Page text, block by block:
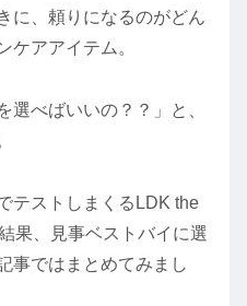
に、頼りになるのがどん
ケアアイテム。
選べばいいの？？」と、
テストしまくるLDK the
果、見事ベストバイに選
事ではまとめてみまし